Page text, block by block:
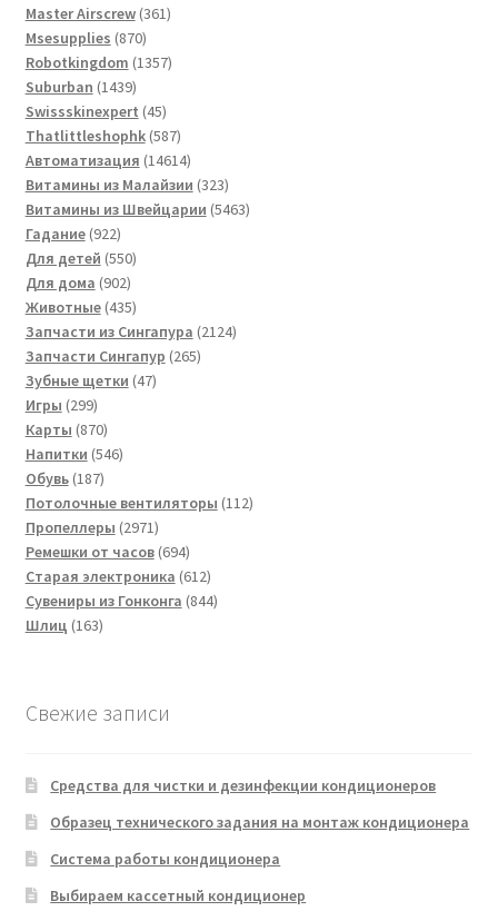
товаров
Master Airscrew 361361
Msesupplies 870870
товаров
Robotkingdom 13571357
Suburban 14391439
товаров
Swissskinexpert 4545
товаров
Thatlittleshophk 587587
товаров
Автоматизация 1461414614
товаров
Витамины из Малайзии 323323
товара
Витамины из Швейцарии 54635463
Гадание 922922
товара
Для детей 550550
Для дома 902902
товара
Животные 435435
товаров
Запчасти из Сингапура 21242124
Запчасти Сингапур 265265
Зубные щетки 4747
Игры 299299
товаров
Карты 870870
товаров
Напитки 546546
Обувь 187187
товаров
Потолочные вентиляторы 112112
Пропеллеры 29712971
товар
Ремешки от часов 694694
товара
Старая электроника 612612
товаров
Сувениры из Гонконга 844844
Шлиц 163163
Свежие записи
Средства для чистки и дезинфекции кондиционеров
Образец технического задания на монтаж кондиционера
Система работы кондиционера
Выбираем кассетный кондиционер